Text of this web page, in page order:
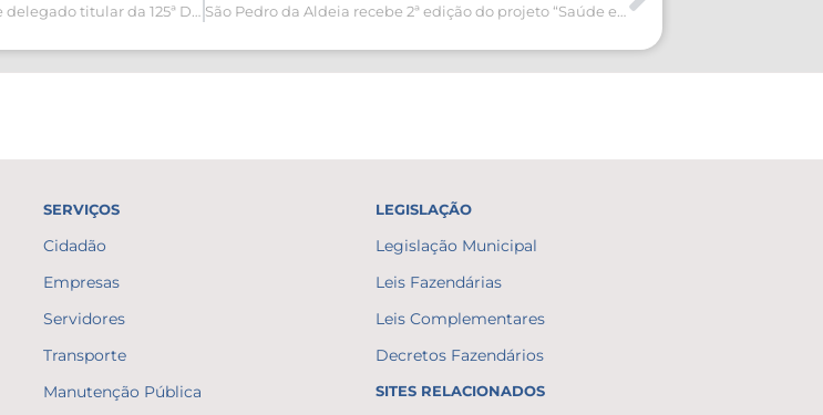
Prefeito Fábio do Pastel recebe delegado titular da 125ª DP São Pedro da Aldeia recebe 2ª edição do projeto “Saúde e Meio Ambiente sob tendas”
SERVIÇOS
Cidadão
Empresas
Servidores
Transporte
Manutenção Pública
LEGISLAÇÃO
Legislação Municipal
Leis Fazendárias
Leis Complementares
Decretos Fazendários
SITES RELACIONADOS